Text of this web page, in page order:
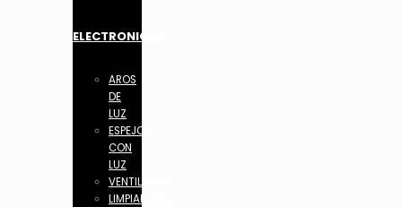
ELECTRONICOS
AROS
DE
LUZ
ESPEJOS
CON
LUZ
VENTILADOR
LIMPIADORES